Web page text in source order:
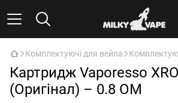
Комплектуючі для вейпа
Картридж Vaporesso
(Оригінал) – 0.8 ОМ